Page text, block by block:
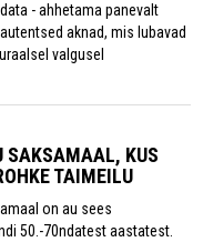
- ahhetama panevalt
aknad, mis lubavad
valgusel
SAKSAMAAL, KUS
TAIMEILU
on au sees
50.-70ndatest aastatest.